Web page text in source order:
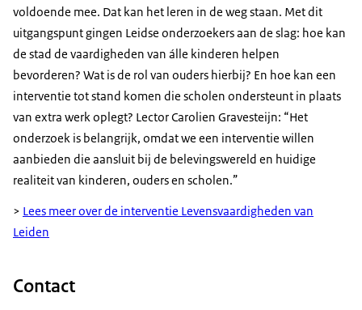
voldoende mee. Dat kan het leren in de weg staan. Met dit
uitgangspunt gingen Leidse onderzoekers aan de slag: hoe kan
de stad de vaardigheden van álle kinderen helpen
bevorderen? Wat is de rol van ouders hierbij? En hoe kan een
interventie tot stand komen die scholen ondersteunt in plaats
van extra werk oplegt? Lector Carolien Gravesteijn: “Het
onderzoek is belangrijk, omdat we een interventie willen
aanbieden die aansluit bij de belevingswereld en huidige
realiteit van kinderen, ouders en scholen.”
> Lees meer over de interventie Levensvaardigheden van
Leiden
Contact